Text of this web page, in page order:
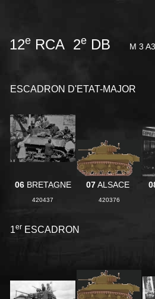
12e RCA 2e DB M 3
ESCADRON D'ETAT-MAJOR
06BRETAGNE
420437
07ALSACE
420376
1er ESCADRON